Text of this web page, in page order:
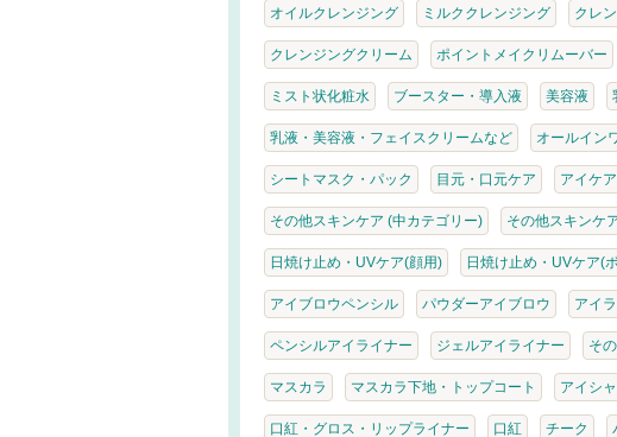
オイルクレンジング ミルククレンジング クレ
クレンジングクリーム ポイントメイクリムーバー
ミスト状化粧水 ブースター・導入液 美容液
乳液・美容液・フェイスクリームなど オールイン
シートマスク・パック 目元・口元ケア アイケ
その他スキンケア (中カテゴリー) その他スキンケ
日焼け止め・UVケア(顔用) 日焼け止め・UVケア(
アイブロウペンシル パウダーアイブロウ アイ
ペンシルアイライナー ジェルアイライナー そ
マスカラ マスカラ下地・トップコート アイシ
口紅・グロス・リップライナー 口紅 チーク